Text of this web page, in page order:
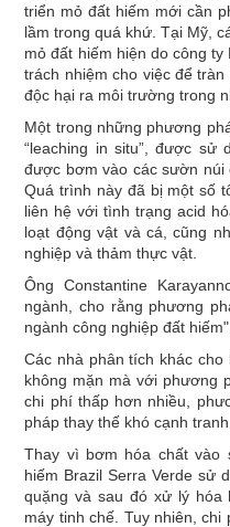
triển mỏ đất hiếm mới cần
lầm trong quá khứ. Tại Mỹ,
mỏ đất hiếm hiện do công
trách nhiệm cho việc để
độc hại ra môi trường trong
Một trong những phương
“leaching in situ”, được sử
được bơm vào các sườn núi
Quá trình này đã bị một số
liên hệ với tình trạng acid
loạt động vật và cá, cũng
nghiệp và thảm thực vật.
Ông Constantine
ngành, cho rằng phương
ngành công nghiệp đất hiếm".
Các nhà phân tích khác
không mặn mà với phương
chi phí thấp hơn nhiều,
pháp thay thế khó cạnh tranh.
Thay vì bơm hóa chất vào
hiếm Brazil Serra Verde sử
quặng và sau đó xử lý hóa
máy tinh chế. Tuy nhiên,